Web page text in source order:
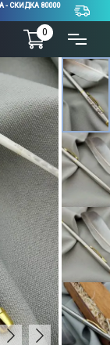
- СКИДКА 80000
0